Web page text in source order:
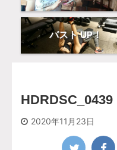
バスト UP！
HDRDSC_0439
2020年11月23日